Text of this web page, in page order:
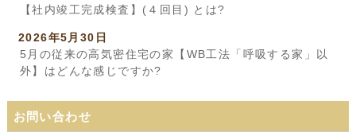
【社内竣工完成検査】(４回目) とは?
2026年5月30日
5月の従来の高気密住宅の家【WB工法「呼吸する家」以
外】はどんな感じですか?
お問い合わせ